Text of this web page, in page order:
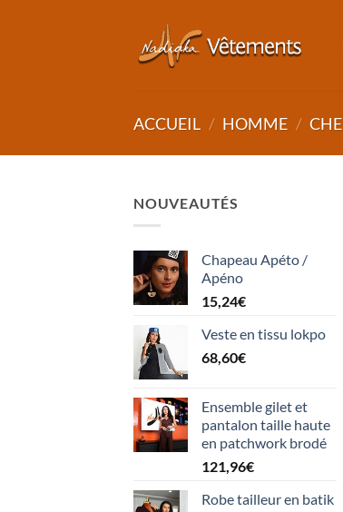
ACCUEIL / HOMME /
NOUVEAUTÉS
Chapeau Apéto /
Apéno
15,24€
Veste en tissu lokpo
68,60€
Ensemble gilet et
pantalon taille haute
en patchwork brodé
121,96€
Robe tailleur en batik